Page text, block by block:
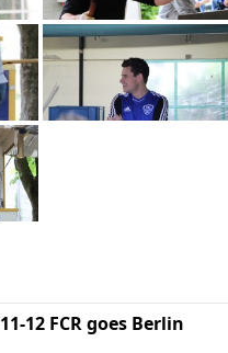
11-12 FCR goes Berlin